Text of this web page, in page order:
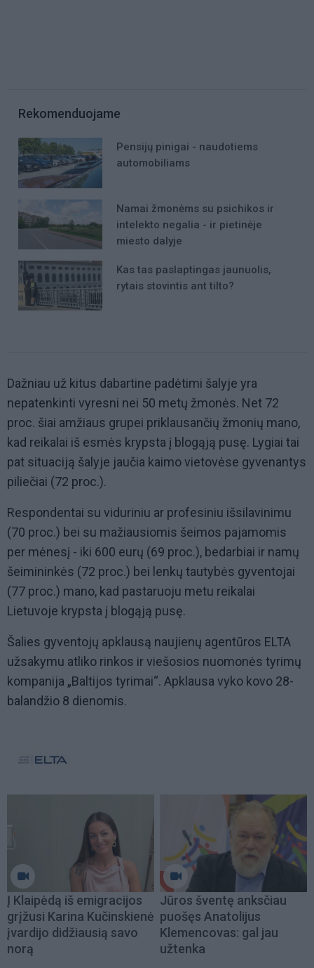
Rekomenduojame
Pensijų pinigai - naudotiems
automobiliams
Namai žmonėms su psichikos ir
intelekto negalia - ir pietinėje
miesto dalyje
Kas tas paslaptingas jaunuolis,
rytais stovintis ant tilto?
Dažniau už kitus dabartine padėtimi šalyje yra
nepatenkinti vyresni nei 50 metų žmonės. Net 72
proc. šiai amžiaus grupei priklausančių žmonių mano,
kad reikalai iš esmės krypsta į blogąją pusę. Lygiai tai
pat situaciją šalyje jaučia kaimo vietovėse gyvenantys
piliečiai (72 proc.).
Respondentai su viduriniu ar profesiniu išsilavinimu
(70 proc.) bei su mažiausiomis šeimos pajamomis
per mėnesį - iki 600 eurų (69 proc.), bedarbiai ir namų
šeimininkės (72 proc.) bei lenkų tautybės gyventojai
(77 proc.) mano, kad pastaruoju metu reikalai
Lietuvoje krypsta į blogąją pusę.
Šalies gyventojų apklausą naujienų agentūros ELTA
užsakymu atliko rinkos ir viešosios nuomonės tyrimų
kompanija „Baltijos tyrimai“. Apklausa vyko kovo 28-
balandžio 8 dienomis.
Į Klaipėdą iš emigracijos
grįžusi Karina Kučinskienė
įvardijo didžiausią savo
norą
Jūros šventę anksčiau
puošęs Anatolijus
Klemencovas: gal jau
užtenka